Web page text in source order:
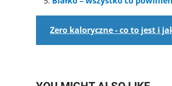
Zero kaloryczne - co to jest i